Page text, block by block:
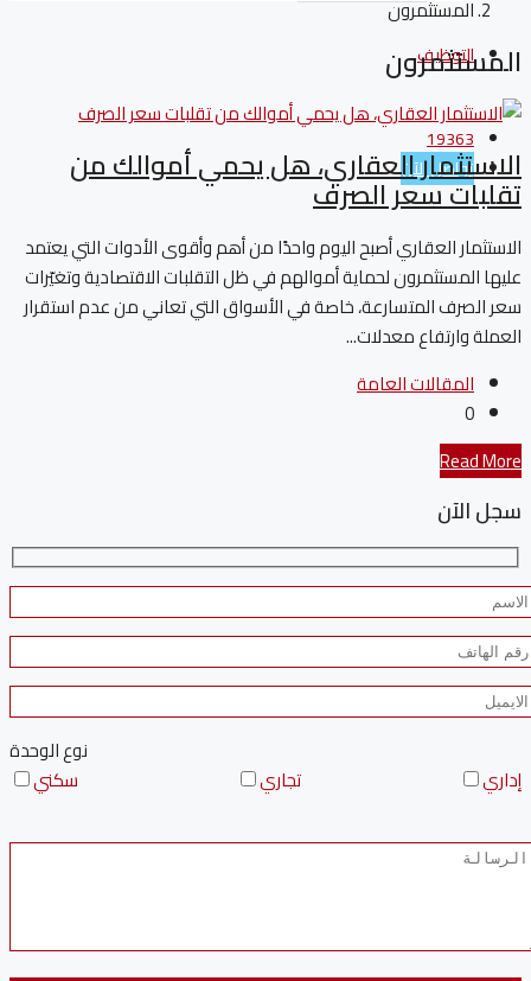
التوظيف
19363
تواصل الآن
المستثمرون
المستثمرون
الاستثمار العقاري، هل يحمي أموالك من
تقلبات سعر الصرف
الاستثمار العقاري أصبح اليوم واحدًا من أهم وأقوى الأدوات التي يعتمد
عليها المستثمرون لحماية أموالهم في ظل التقلبات الاقتصادية وتغيّرات
سعر الصرف المتسارعة، خاصة في الأسواق التي تعاني من عدم استقرار
العملة وارتفاع معدلات...
المقالات العامة
0
Read More
سجل الآن
نوع الوحدة
سكني
تجاري إداري